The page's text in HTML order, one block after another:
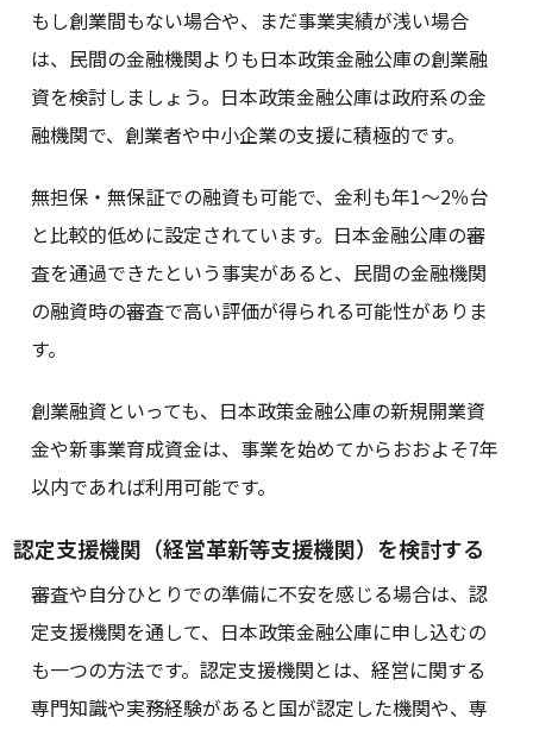
もし創業間もない場合や、まだ事業実績が浅い場合
は、民間の金融機関よりも日本政策金融公庫の創業融
資を検討しましょう。日本政策金融公庫は政府系の金
融機関で、創業者や中小企業の支援に積極的です。
無担保・無保証での融資も可能で、金利も年1〜2％台
と比較的低めに設定されています。日本金融公庫の審
査を通過できたという事実があると、民間の金融機関
の融資時の審査で高い評価が得られる可能性がありま
す。
創業融資といっても、日本政策金融公庫の新規開業資
金や新事業育成資金は、事業を始めてからおおよそ7年
以内であれば利用可能です。
認定支援機関（経営革新等支援機関）を検討する
審査や自分ひとりでの準備に不安を感じる場合は、認
定支援機関を通して、日本政策金融公庫に申し込むの
も一つの方法です。認定支援機関とは、経営に関する
専門知識や実務経験があると国が認定した機関や、専